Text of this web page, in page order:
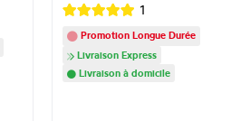
1
Promotion Longue Durée
Livraison Express
Livraison à domicile